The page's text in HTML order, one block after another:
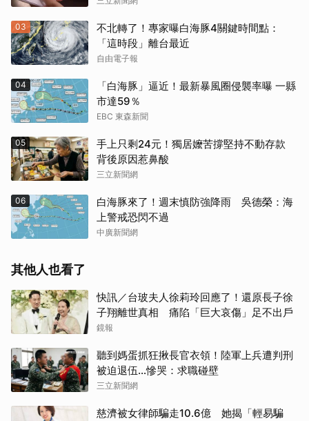
03
不北轉了！專家曝白海豚4關鍵時間點：
「這時段」離台最近
自由電子報
04
「白海豚」逼近！最新暴風圈侵襲率曝 一縣
市達59％
EBC 東森新聞
05
手上只剩24元！獨居嬤苦撐堅持不動存款
背後原因惹鼻酸
三立新聞網
06
白海豚來了！週末慎防強降雨 吳德榮：海
上警戒恐閃不過
中廣新聞網
其他人也看了
快訊／台玻夫人徐莉玲回應了！還原長子徐
子翔離世真相 痛陷「巨大哀傷」足不出戶
鏡報
聽到媽蛋抓狂揪長官衣領！陸軍上兵遭判刑
被迫退伍…慘哭：求職碰壁
三立新聞網
慈濟被女律師騙走10.6億 她揭「輕易騙